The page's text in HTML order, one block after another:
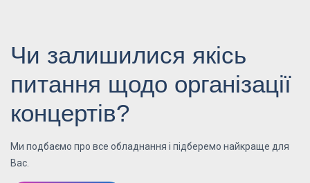
Чи залишилися якісь
питання щодо організації
концертів?
Ми подбаємо про все обладнання і підберемо найкраще для
Вас.